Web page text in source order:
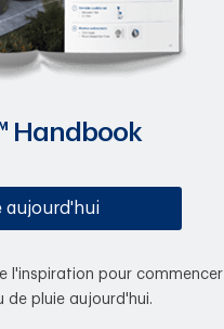
Handbook
aujourd'hui
l'inspiration pour commencer
de pluie aujourd'hui.